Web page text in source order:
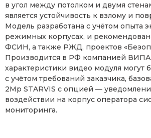
в угол между потолком и двумя
является устойчивость к взлому и
Модель разработана с учётом опыта
режимных корпусах, и
ФСИН, а также РЖД, проектов
Производится в РФ компанией
характеристики видео модуля могут
с учётом требований заказчика,
2Mp STARVIS с опцией —
воздействии на корпус оператора
мониторинга.